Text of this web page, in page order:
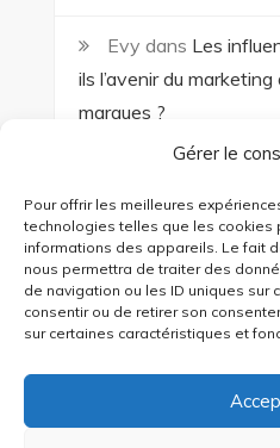
Gérer le
Pour offrir les meilleures
technologies telles que les cookies
informations des appareils. Le fait
nous permettra de traiter des
de navigation ou les ID uniques sur
consentir ou de retirer son
sur certaines caractéristiques et
Evy dans Les
ils l’avenir du marketing
marques ?
stratégie gagnante ?